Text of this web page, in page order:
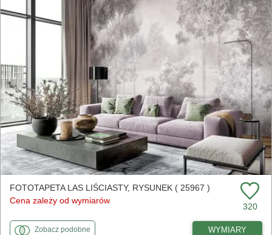
FOTOTAPETA LAS LIŚCIASTY, RYSUNEK ( 25967 )
Cena zależy od wymiarów
320
Zobaczfototapety
podobnedo Las liściasty, rysunek WYMIARY